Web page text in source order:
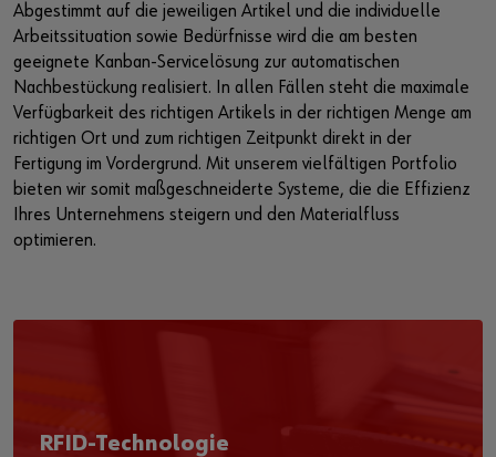
Abgestimmt auf die jeweiligen Artikel und die individuelle
Arbeitssituation sowie Bedürfnisse wird die am besten
geeignete Kanban-Servicelösung zur automatischen
Nachbestückung realisiert. In allen Fällen steht die maximale
Verfügbarkeit des richtigen Artikels in der richtigen Menge am
richtigen Ort und zum richtigen Zeitpunkt direkt in der
Fertigung im Vordergrund. Mit unserem vielfältigen Portfolio
bieten wir somit maßgeschneiderte Systeme, die die Effizienz
Ihres Unternehmens steigern und den Materialfluss
optimieren.
RFID-Technologie